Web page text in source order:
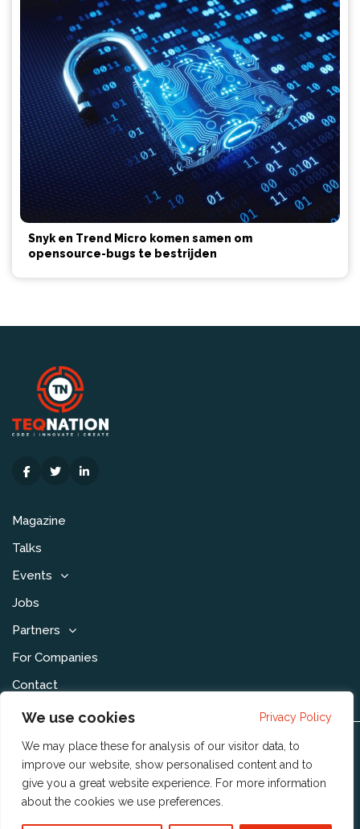
We use cookies Privacy Policy
We may place these for analysis of our visitor data, to
improve our website, show personalised content and to
give you a great website experience. For more information
about the cookies we use preferences
Snyk en Trend Micro komen samen om
opensource-bugs te bestrijden
Magazine
Talks
Events
Jobs
Partners
For Companies
Contact
Disclaimer & Voorwaarden
Privacy Statement
Community Policy